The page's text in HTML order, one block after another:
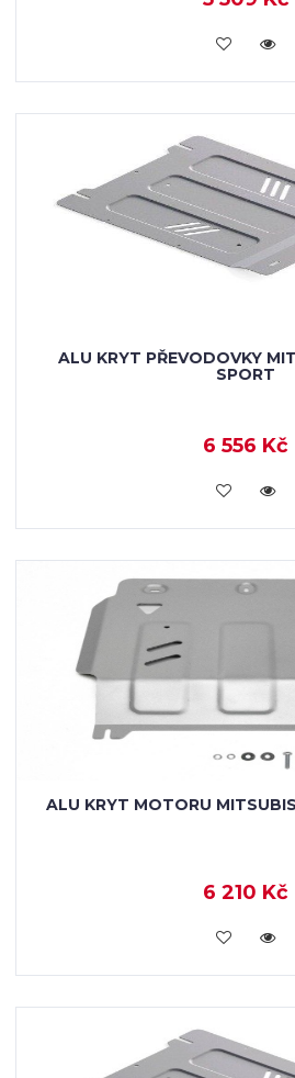
KOUPIT
ALU KRYT PŘEVODOVKY
SPORT
6 556 Kč
KOUPIT
ALU KRYT MOTORU
6 210 Kč
KOUPIT